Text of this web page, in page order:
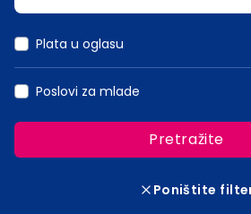
Plata u oglasu
Poslovi za mlade
Pretražite
Poništite